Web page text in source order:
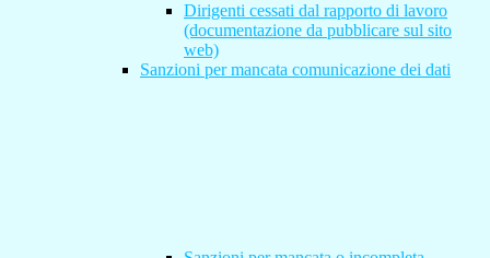
Dirigenti cessati dal rapporto di lavoro
(documentazione da pubblicare sul sito
web)
Sanzioni per mancata comunicazione dei dati